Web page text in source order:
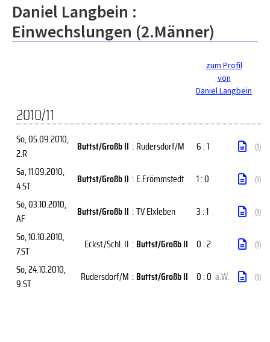
Daniel Langbein :
Einwechslungen (2.Männer)
zum Profil
von
Daniel Langbein
2010/11
So, 05.09.2010,
2.R
Buttst/Großb II : Rudersdorf/M 6 : 1 (1)
Sa, 11.09.2010,
4.ST
Buttst/Großb II : E.Frömmstedt 1 : 0 (1)
So, 03.10.2010,
AF
Buttst/Großb II :TV Elxleben 3 : 1 (1)
So, 10.10.2010,
7.ST
Eckst./Schl. II : Buttst/Großb II 0 : 2 (1)
So, 24.10.2010,
9.ST
Rudersdorf/M : Buttst/Großb II 0 : 0 a.W. (1)